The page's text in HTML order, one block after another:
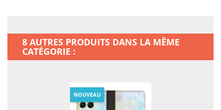
G87.
8 AUTRES PRODUITS DANS LA MÊME
CATÉGORIE :
NOUVEAU